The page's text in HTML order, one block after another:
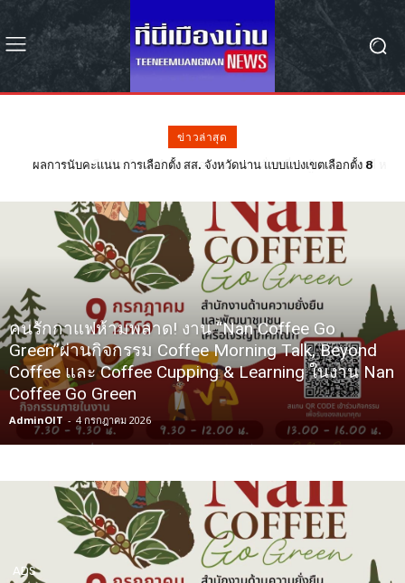
ข่าวล่าสุด
#น่าน พบฉีกบัตรผิด 2 อำเภอ ผอ.กกต.น่าน สั่งเปลี่ยนตัว กปน. ทันที หลัง
คนรักกาแฟห้ามพลาด! งาน “Nan Coffee Go
Green”ผ่านกิจกรรม Coffee Morning Talk, Beyond
Coffee และ Coffee Cupping & Learning ในงาน Nan
Coffee Go Green
AdminOIT - 4 กรกฎาคม 2026
ADS